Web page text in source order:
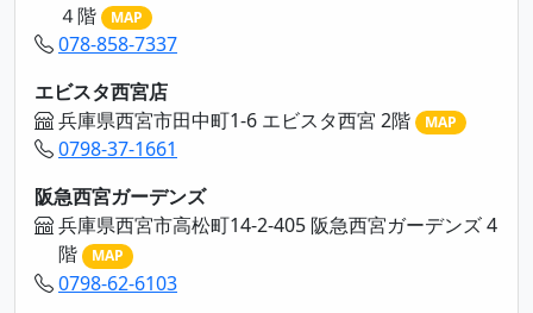
４階
MAP
078-858-7337
エビスタ西宮店
兵庫県西宮市田中町1-6 エビスタ西宮 2階
MAP
0798-37-1661
阪急西宮ガーデンズ
兵庫県西宮市高松町14-2-405 阪急西宮ガーデンズ 4
階
MAP
0798-62-6103